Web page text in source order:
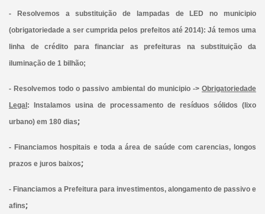
- Resolvemos a substituição de lampadas de LED no municipio
(obrigatoriedade a ser cumprida pelos prefeitos até 2014): Já temos uma
linha de crédito para financiar as prefeituras na substituição da
iluminação de 1 bilhão;
- Resolvemos todo o passivo ambiental do municipio ->Obrigatoriedade
Legal: Instalamos usina de processamento de resíduos sólidos (lixo
urbano) em 180 dias;
- Financiamos hospitais e toda a área de saúde com carencias, longos
prazos e juros baixos;
- Financiamos a Prefeitura para investimentos, alongamento de passivo e
afins;